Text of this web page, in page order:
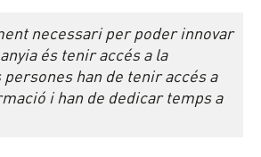
necessari per poder innovar
és tenir accés a la
han de tenir accés a
i han de dedicar temps a